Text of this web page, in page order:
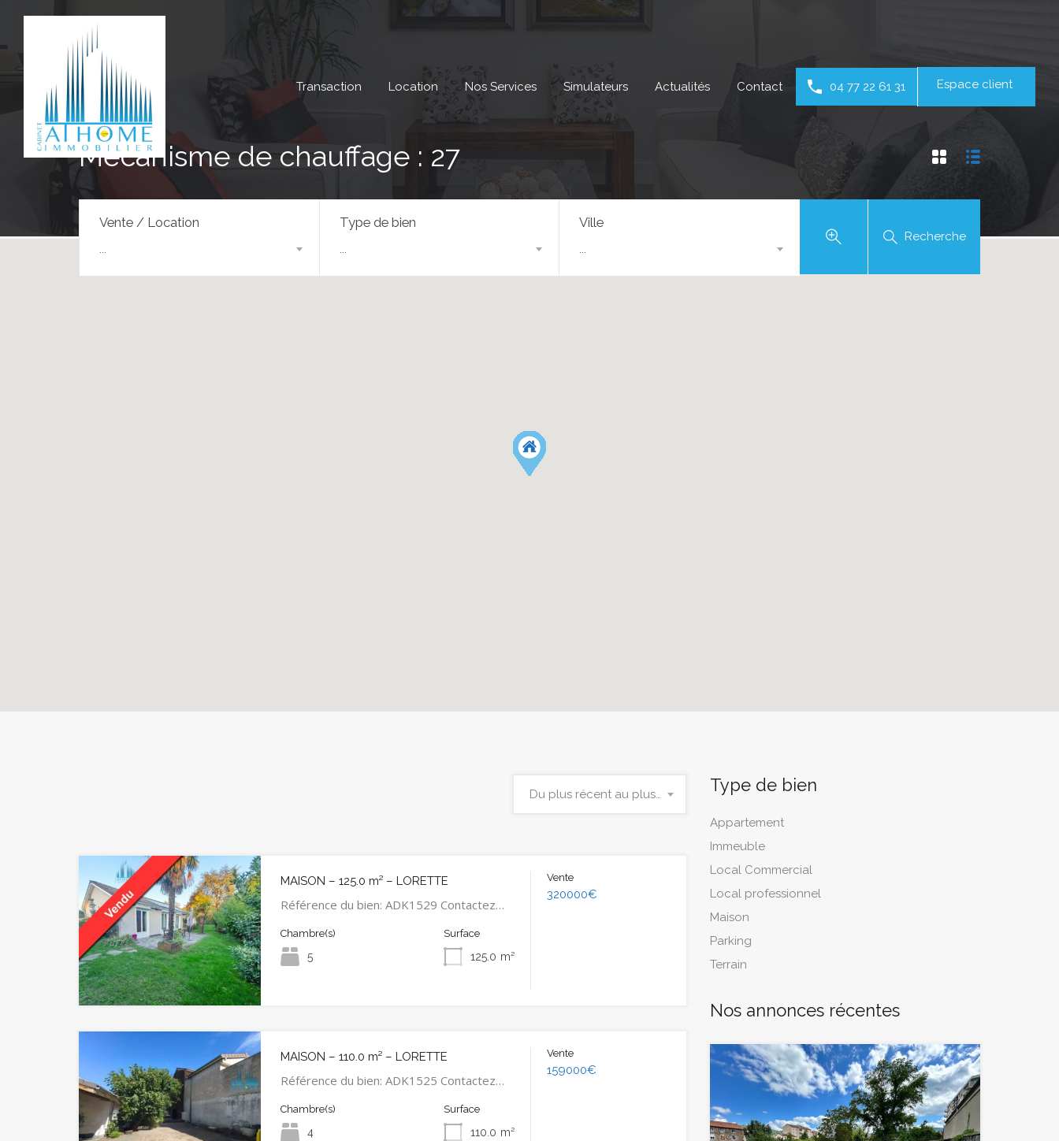
Transaction Location Nos Services Simulateurs Actualités Contact 04 77 22 61 31 Espace client
Mécanisme de chauffage : 27
Vente / Location Type de bien Ville
Recherche
Du plus récent au plus ancien
MAISON – 125.0 m² – LORETTE
Référence du bien: ADK1529 Contactez…
Chambre(s)
5
Surface
125.0 m²
Vente
320000€
MAISON – 110.0 m² – LORETTE
Référence du bien: ADK1525 Contactez…
Chambre(s)
4
Surface
110.0 m²
Vente
159000€
Type de bien
Appartement
Immeuble
Local Commercial
Local professionnel
Maison
Parking
Terrain
Nos annonces récentes